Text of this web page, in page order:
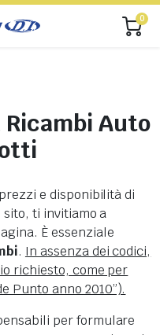
0
Auto
e disponibilità di
ti invitiamo a
È essenziale
. In assenza dei codici,
richiesto, come per
Punto anno 2010”).
per formulare